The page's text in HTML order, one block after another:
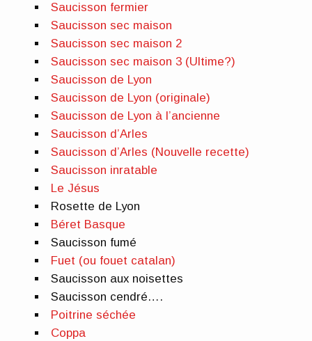
Saucisson fermier
Saucisson sec maison
Saucisson sec maison 2
Saucisson sec maison 3 (Ultime?)
Saucisson de Lyon
Saucisson de Lyon (originale)
Saucisson de Lyon à l’ancienne
Saucisson d’Arles
Saucisson d’Arles (Nouvelle recette)
Saucisson inratable
Le Jésus
Rosette de Lyon
Béret Basque
Saucisson fumé
Fuet (ou fouet catalan)
Saucisson aux noisettes
Saucisson cendré….
Poitrine séchée
Coppa